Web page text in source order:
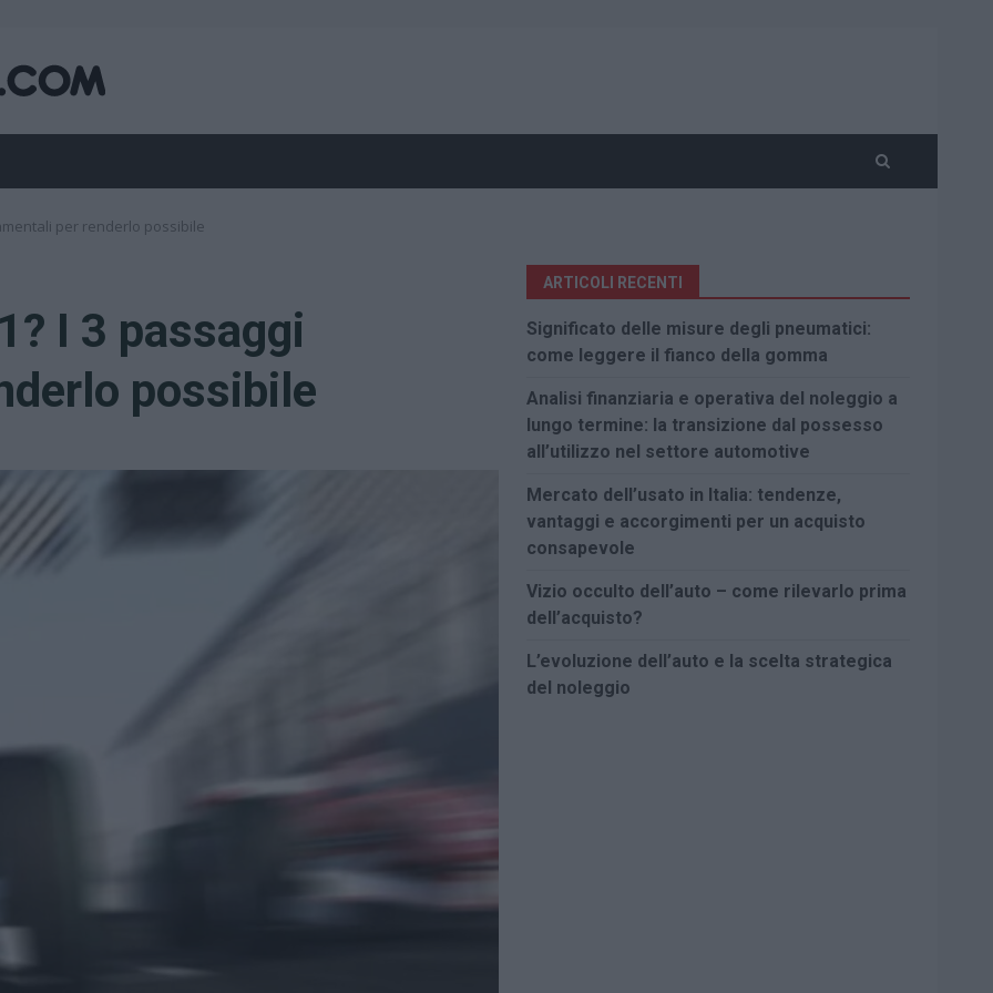
per renderlo possibile
I 3 passaggi
possibile
ARTICOLI RECENTI
Significato delle misure degli pneumatici:
come leggere il fianco della gomma
Analisi finanziaria e operativa del noleggio a
lungo termine: la transizione dal possesso
all’utilizzo nel settore automotive
Mercato dell’usato in Italia: tendenze,
vantaggi e accorgimenti per un acquisto
consapevole
Vizio occulto dell’auto – come rilevarlo prima
dell’acquisto?
L’evoluzione dell’auto e la scelta strategica
del noleggio